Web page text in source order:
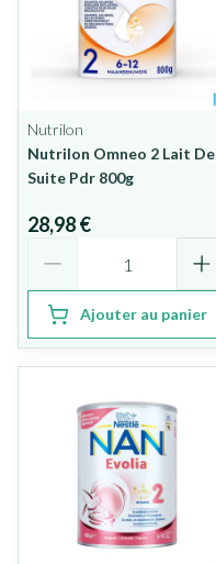
Nutrilon
Nutrilon Omneo 2 Lait De
Suite Pdr 800g
28,98 €
Ajouter au panier